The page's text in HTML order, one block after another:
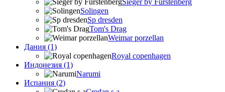
Sieger by Furstenberg
Solingen
Sp dresden
Tom's Drag
Weimar porzellan
Дания (1)
Royal copenhagen
Индонезия (1)
Narumi
Испания (2)